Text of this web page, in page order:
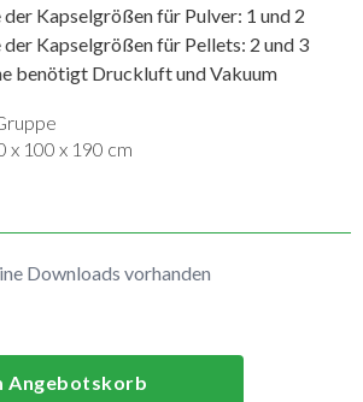
der Kapselgrößen für Pulver: 1 und 2
der Kapselgrößen für Pellets: 2 und 3
benötigt Druckluft und Vakuum
x 100 x 190 cm
Downloads vorhanden
Angebotskorb